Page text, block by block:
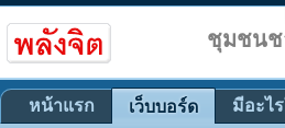
ชุมชนช
หน้าแรก เว็บบอร์ด มีอะไ